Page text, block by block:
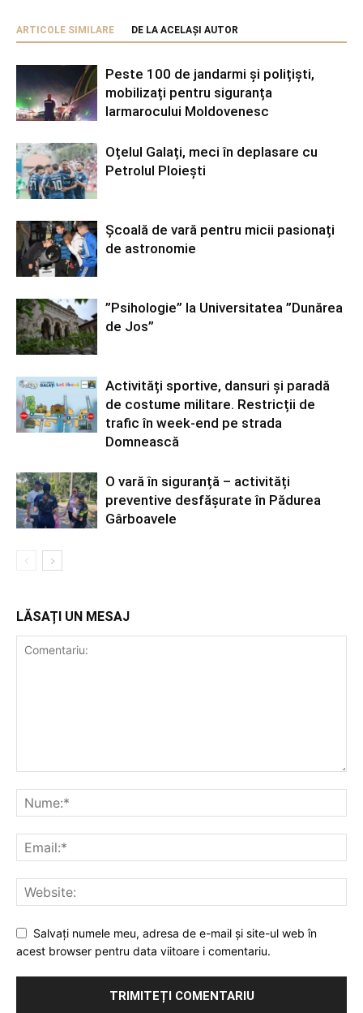
ARTICOLE SIMILARE DE LA ACELAȘI AUTOR
Peste 100 de jandarmi și polițiști,
mobilizați pentru siguranța
Iarmarocului Moldovenesc
Oțelul Galați, meci în deplasare cu
Petrolul Ploiești
Școală de vară pentru micii pasionați
de astronomie
”Psihologie” la Universitatea ”Dunărea
de Jos”
Activități sportive, dansuri și paradă
de costume militare. Restricții de
trafic în week-end pe strada
Domnească
O vară în siguranță – activități
preventive desfășurate în Pădurea
Gârboavele
LĂSAȚI UN MESAJ
Salvați numele meu, adresa de e-mail și site-ul web în
acest browser pentru data viitoare i comentariu.